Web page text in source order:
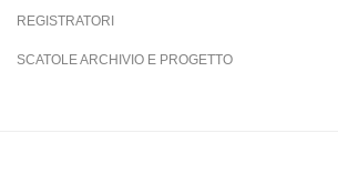
REGISTRATORI
SCATOLE ARCHIVIO E PROGETTO